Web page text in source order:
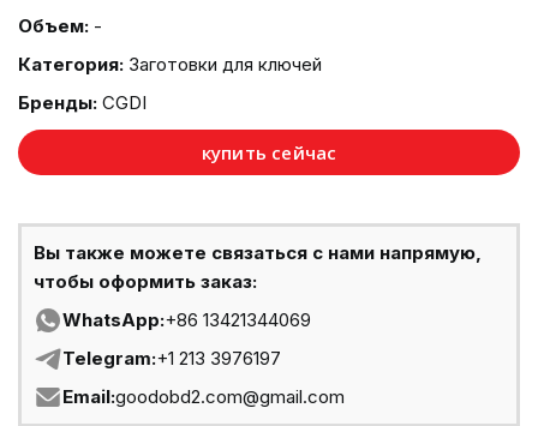
Объем: -
Категория: Заготовки для ключей
Бренды: CGDI
купить сейчас
Вы также можете связаться с нами напрямую,
чтобы оформить заказ:
WhatsApp:+86 13421344069
Telegram:+1 213 3976197
Email:goodobd2.com@gmail.com